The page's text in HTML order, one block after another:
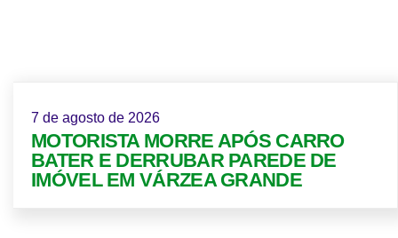
7 de agosto de 2026
MOTORISTA MORRE APÓS CARRO
BATER E DERRUBAR PAREDE DE
IMÓVEL EM VÁRZEA GRANDE